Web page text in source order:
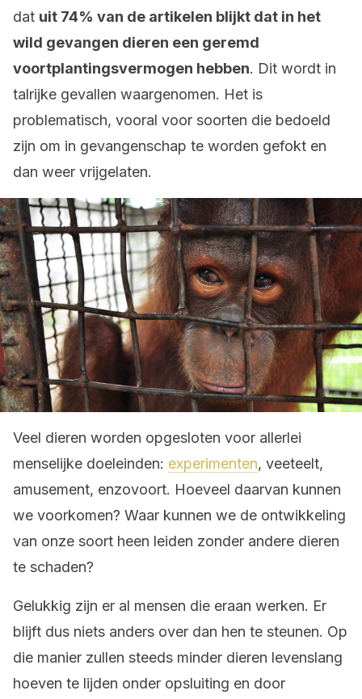
dat uit 74% van de artikelen blijkt dat in het
wild gevangen dieren een geremd
voortplantingsvermogen hebben. Dit wordt in
talrijke gevallen waargenomen. Het is
problematisch, vooral voor soorten die bedoeld
zijn om in gevangenschap te worden gefokt en
dan weer vrijgelaten.
Veel dieren worden opgesloten voor allerlei
menselijke doeleinden: experimenten, veeteelt,
amusement, enzovoort. Hoeveel daarvan kunnen
we voorkomen? Waar kunnen we de ontwikkeling
van onze soort heen leiden zonder andere dieren
te schaden?
Gelukkig zijn er al mensen die eraan werken. Er
blijft dus niets anders over dan hen te steunen. Op
die manier zullen steeds minder dieren levenslang
hoeven te lijden onder opsluiting en door